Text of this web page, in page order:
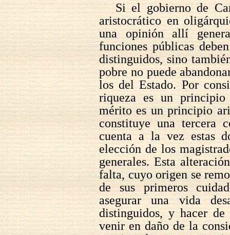
Si el gobierno de
aristocrático en
una opinión allí
funciones públicas
distinguidos, sino
pobre no puede
los del Estado. Por
riqueza es un
mérito es un principio
constituye una tercera
cuenta a la vez estas
elección de los
generales. Esta
falta, cuyo origen se
de sus primeros
asegurar una vida
distinguidos, y hacer de
venir en daño de la